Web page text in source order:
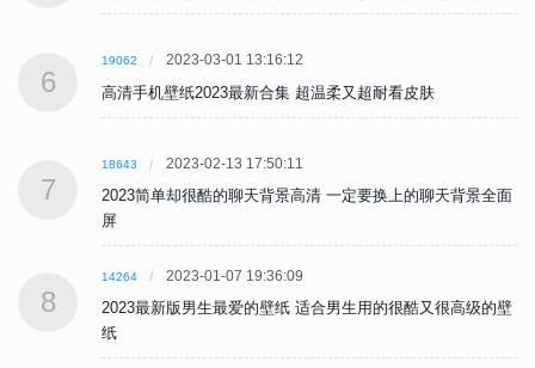
6
19062 2023-03-01 13:16:12
高清手机壁纸2023最新合集 超温柔又超耐看皮肤
7
18643 2023-02-13 17:50:11
2023简单却很酷的聊天背景高清 一定要换上的聊天背景全面
屏
8
14264 2023-01-07 19:36:09
2023最新版男生最爱的壁纸 适合男生用的很酷又很高级的壁
纸